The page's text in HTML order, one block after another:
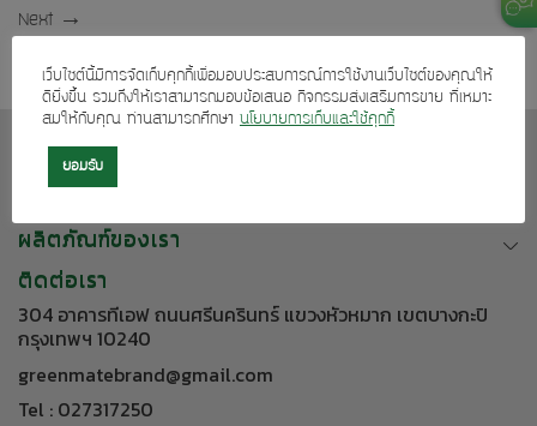
Next →
เกี่ยวกับเรา
บริการลูกค้า
ผลิตภัณฑ์ของเรา
ติดต่อเรา
304 อาคารทีเอฟ ถนนศรีนครินทร์ แขวงหัวหมาก เขตบางกะปิ
กรุงเทพฯ 10240
greenmatebrand@gmail.com
Tel : 027317250
เว็บไซต์นี้มีการจัดเก็บคุกกี้เพื่อมอบประสบการณ์การใช้งานเว็บไซต์ของคุณให้
ดียิ่งขึ้น รวมถึงให้เราสามารถมอบข้อเสนอ กิจกรรมส่งเสริมการขาย ที่เหมาะ
สมให้กับคุณ ท่านสามารถศึกษา นโยบายการเก็บและใช้คุกกี้
ยอมรับ